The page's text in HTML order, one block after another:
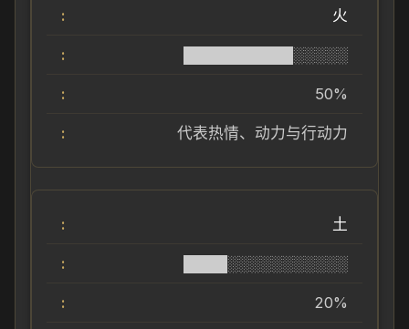
火
██████████░░░░░
50%
代表热情、动力与行动力
土
████░░░░░░░░░░░
20%